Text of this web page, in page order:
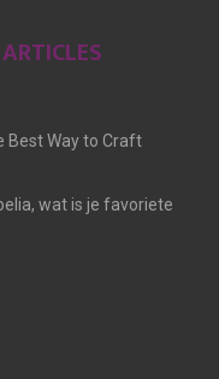
Best Way to Craft
wat is je favoriete